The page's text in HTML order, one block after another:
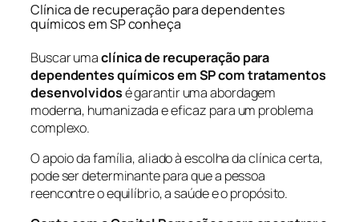
Clínica de recuperação para dependentes
químicos em SP conheça
Buscar umaclínica de recuperação para
dependentes químicos em SP com tratamentos
desenvolvidosé garantir uma abordagem
moderna, humanizada e eficaz para um problema
complexo.
O apoio da família, aliado à escolha da clínica certa,
pode ser determinante para que a pessoa
reencontre o equilíbrio, a saúde e o propósito.